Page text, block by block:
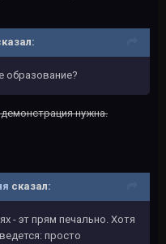
образование?
нужна.
сказал:
- эт прям печально. Хотя
просто